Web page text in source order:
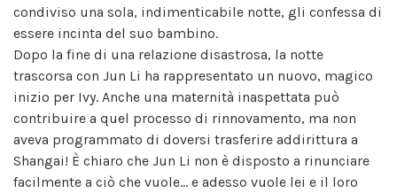
condiviso una sola, indimenticabile notte, gli confessa di
essere incinta del suo bambino.
Dopo la fine di una relazione disastrosa, la notte
trascorsa con Jun Li ha rappresentato un nuovo, magico
inizio per Ivy. Anche una maternità inaspettata può
contribuire a quel processo di rinnovamento, ma non
aveva programmato di doversi trasferire addirittura a
Shangai! È chiaro che Jun Li non è disposto a rinunciare
facilmente a ciò che vuole... e adesso vuole lei e il loro